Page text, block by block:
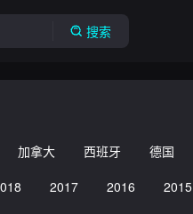
搜索
加拿大 西班牙 德国
2017 2016 2015